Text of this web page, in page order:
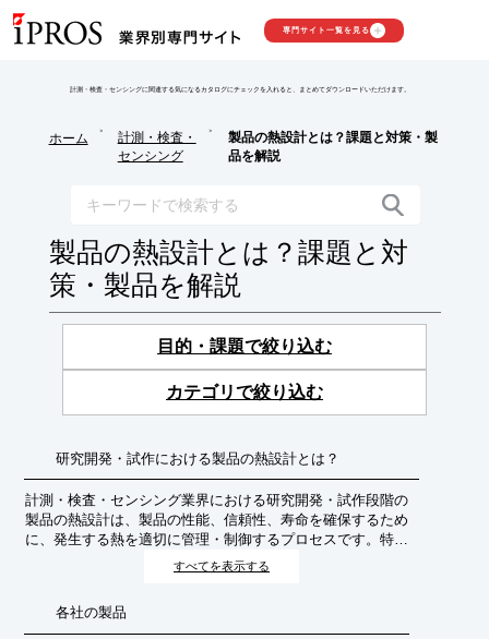
専門サイト一覧を見る
計測・検査・センシングに関連する気になるカタログにチェックを入れると、まとめてダウンロードいただけます。
ホーム
>
計測・検査・
センシング
>
製品の熱設計とは？課題と対策・製
品を解説
製品の熱設計とは？課題と対
策・製品を解説
目的・課題で絞り込む
カテゴリで絞り込む
研究開発・試作における製品の熱設計とは？
計測・検査・センシング業界における研究開発・試作段階の
製品の熱設計は、製品の性能、信頼性、寿命を確保するため
に、発生する熱を適切に管理・制御するプロセスです。特
に、小型化・高機能化が進む現代のデバイスでは、熱問題が
性能低下や故障の直接的な原因となるため、開発初期段階か
すべてを表示する
各社の製品